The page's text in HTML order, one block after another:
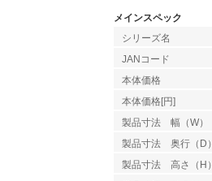
メインスペック
シリーズ名
JANコード
本体価格
本体価格[円]
製品寸法 幅（W）
製品寸法 奥行（D）
製品寸法 高さ（H）